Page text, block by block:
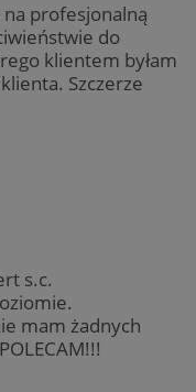
profesjonalną
do
klientem byłam
Szczerze
s.c.
mam żadnych